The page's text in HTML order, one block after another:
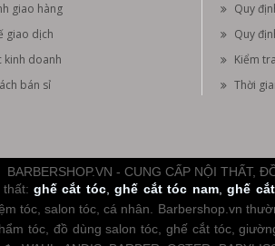
giao hàng
giao dịch
kinh doanh
bán sỉ
Quy
Quy
Kiểm
Thời
BARBERSHOP.VN - CUNG CẤP NỘI THẤT,
ghế cắt tóc,ghế cắt tóc nam,ghế
tóc, salon tóc, cá nhân. Barbershop.vn
tóc, đồ dùng salon tóc, ghế cắt tóc,